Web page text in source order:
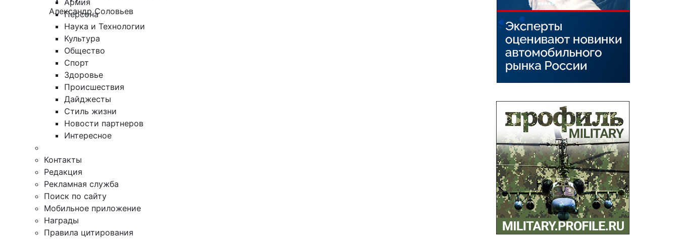
Армия
Персона
Наука и Технологии
Культура
Общество
Спорт
Здоровье
Происшествия
Дайджесты
Стиль жизни
Новости партнеров
Интересное
Контакты
Редакция
Рекламная служба
Поиск по сайту
Мобильное приложение
Награды
Правила цитирования
Александр Соловьев